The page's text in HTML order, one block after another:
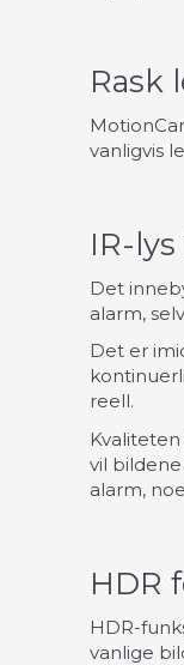
Rask
vanligvis
IR-
Det
alarm,
Det er
reell.
vil
alarm,
HDR
HDR-
vanlige